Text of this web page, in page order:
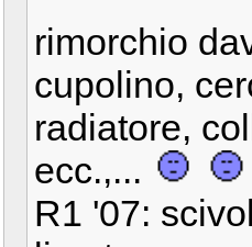
rimorchio
cupolino,
radiatore,
ecc.,...
R1 '07: